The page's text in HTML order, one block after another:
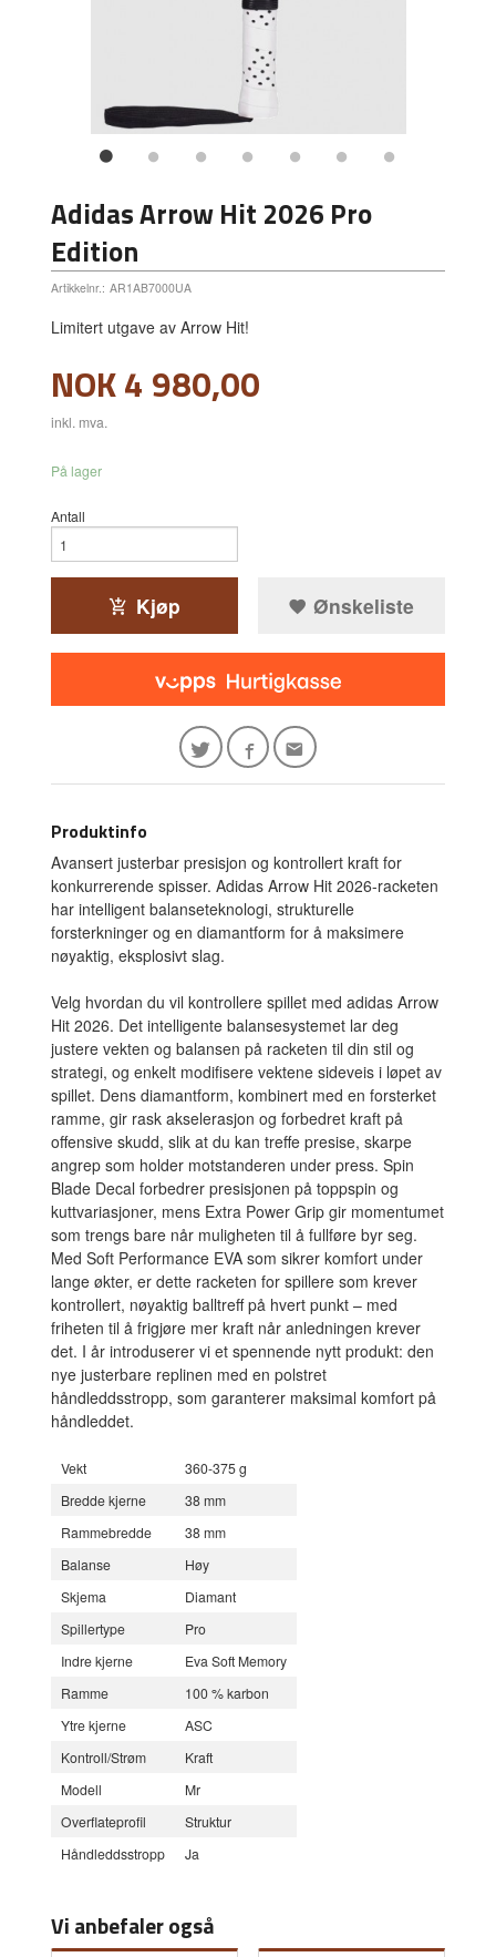
Adidas Arrow Hit 2026 Pro
Edition
Artikkelnr.: AR1AB7000UA
Limitert utgave av Arrow Hit!
Pris
NOK4 980,00
inkl. mva.
På lager
Antall
Kjøp Ønskeliste
Produktinfo
Avansert justerbar presisjon og kontrollert kraft for
konkurrerende spisser. Adidas Arrow Hit 2026-racketen
har intelligent balanseteknologi, strukturelle
forsterkninger og en diamantform for å maksimere
nøyaktig, eksplosivt slag.
Velg hvordan du vil kontrollere spillet med adidas Arrow
Hit 2026. Det intelligente balansesystemet lar deg
justere vekten og balansen på racketen til din stil og
strategi, og enkelt modifisere vektene sideveis i løpet av
spillet. Dens diamantform, kombinert med en forsterket
ramme, gir rask akselerasjon og forbedret kraft på
offensive skudd, slik at du kan treffe presise, skarpe
angrep som holder motstanderen under press. Spin
Blade Decal forbedrer presisjonen på toppspin og
kuttvariasjoner, mens Extra Power Grip gir momentumet
som trengs bare når muligheten til å fullføre byr seg.
Med Soft Performance EVA som sikrer komfort under
lange økter, er dette racketen for spillere som krever
kontrollert, nøyaktig balltreff på hvert punkt – med
friheten til å frigjøre mer kraft når anledningen krever
det. I år introduserer vi et spennende nytt produkt: den
nye justerbare replinen med en polstret
håndleddsstropp, som garanterer maksimal komfort på
håndleddet.
Vekt
360-375 g
Bredde kjerne
38 mm
Rammebredde
38 mm
Balanse
Høy
Skjema
Diamant
Spillertype
Pro
Indre kjerne
Eva Soft Memory
Ramme
100 % karbon
Ytre kjerne
ASC
Kontroll/Strøm
Kraft
Modell
Mr
Overflateprofil
Struktur
Håndleddsstropp
Ja
Vi anbefaler også